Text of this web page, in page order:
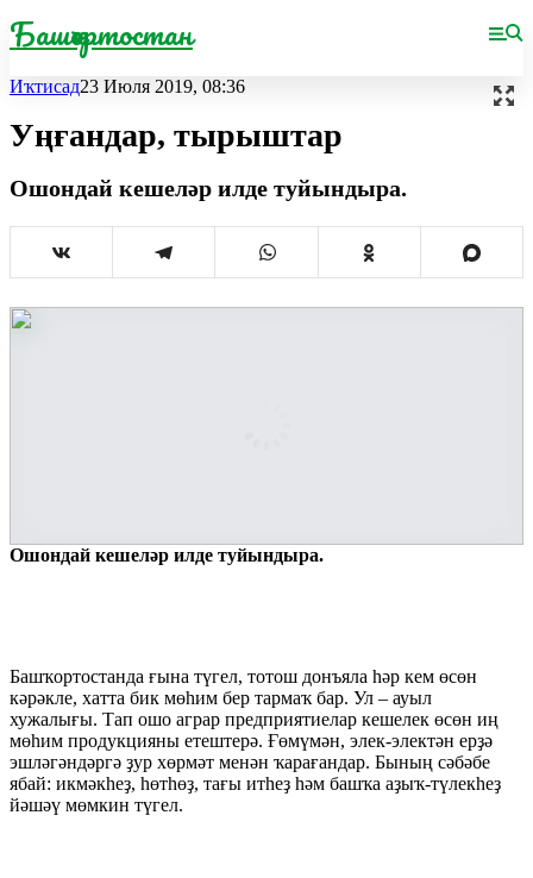
Башҡортостан
Иҡтисад23 Июля 2019, 08:36
Уңғандар, тырыштар
Ошондай кешеләр илде туйындыра.
Ошондай кешеләр илде туйындыра.
Башҡортостанда ғына түгел, тотош донъяла һәр кем өсөн
кәрәкле, хатта бик мөһим бер тармаҡ бар. Ул – ауыл
хужалығы. Тап ошо аграр предприятиелар кешелек өсөн иң
мөһим продукцияны етештерә. Ғөмүмән, элек-электән ерҙә
эшләгәндәргә ҙур хөрмәт менән ҡарағандар. Бының сәбәбе
ябай: икмәкһеҙ, һөтһөҙ, тағы итһеҙ һәм башҡа аҙыҡ-түлекһеҙ
йәшәү мөмкин түгел.